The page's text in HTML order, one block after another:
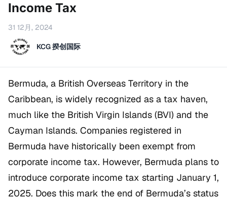
Income Tax
31 12月, 2024
KCG 揆创国际
Bermuda, a British Overseas Territory in the
Caribbean, is widely recognized as a tax haven,
much like the British Virgin Islands (BVI) and the
Cayman Islands. Companies registered in
Bermuda have historically been exempt from
corporate income tax. However, Bermuda plans to
introduce corporate income tax starting January 1,
2025. Does this mark the end of Bermuda’s status